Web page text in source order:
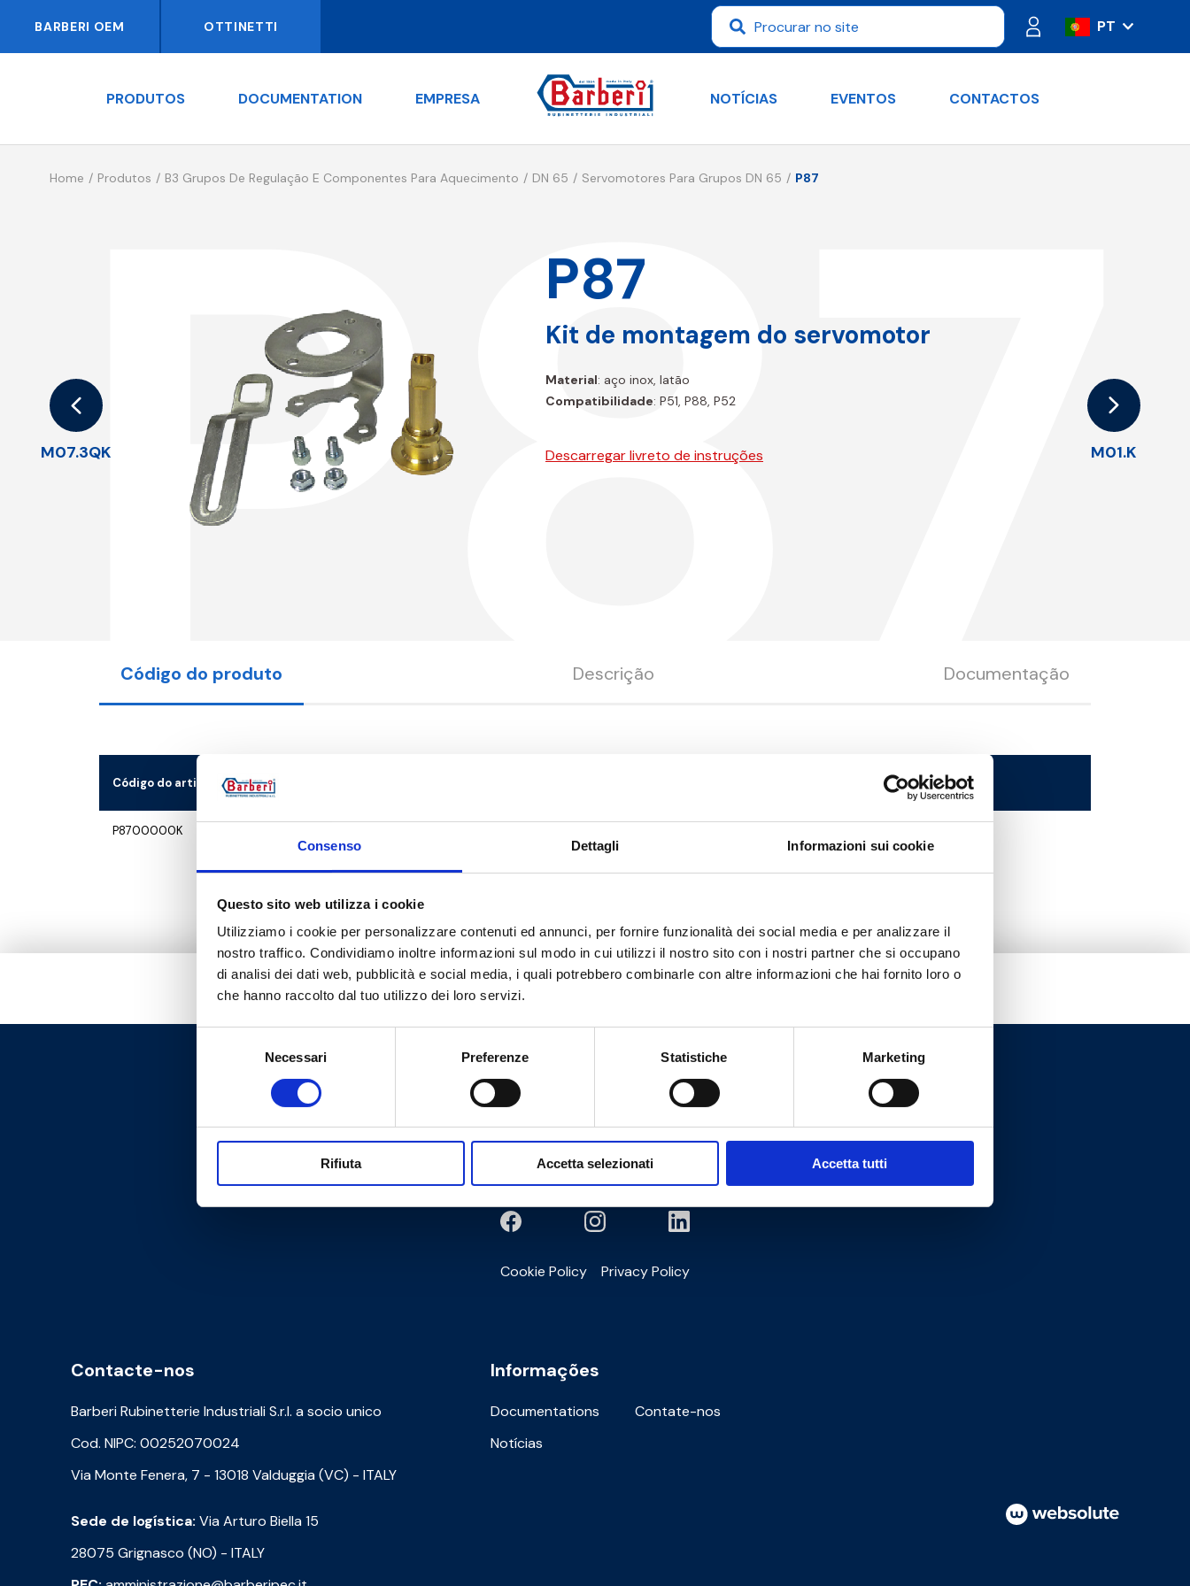
Consenso Dettagli Informazioni sui cookie
Questo sito web utilizza i cookie
Utilizziamo i cookie per personalizzare contenuti ed annunci, per fornire funzionalità dei social media e per analizzare il
nostro traffico. Condividiamo inoltre informazioni sul modo in cui utilizzi il nostro sito con i nostri partner che si occupano
di analisi dei dati web, pubblicità e social media, i quali potrebbero combinarle con altre informazioni che hai fornito loro o
che hanno raccolto dal tuo utilizzo dei loro servizi.
Necessari Preferenze Statistiche Marketing
Rifiuta Accetta selezionati Accetta tutti
BARBERI OEM OTTINETTI
PT
IT
DE
PRODUTOS DOCUMENTATION EMPRESA NOTÍCIAS EVENTOS CONTACTOS
Home Produtos B3 Grupos De Regulação E Componentes Para Aquecimento DN 65 Servomotores Para Grupos DN 65 P87
P87
M07.3QK M01.K
P87
Kit de montagem do servomotor
Material: aço inox, latão
Compatibilidade: P51, P88, P52
Descarregar livreto de instruções
Código do produto Descrição Documentação
Código do artigo Descarregar ficheiro 3D
P8700000K
Tem necessidade de ajuda?
Cookie Policy Privacy Policy
Contacte-nos
Barberi Rubinetterie Industriali S.r.l. a socio unico
Cod. NIPC: 00252070024
Via Monte Fenera, 7 - 13018 Valduggia (VC) - ITALY
Sede de logística: Via Arturo Biella 15
28075 Grignasco (NO) - ITALY
Informações
Documentations
Contate-nos
Notícias